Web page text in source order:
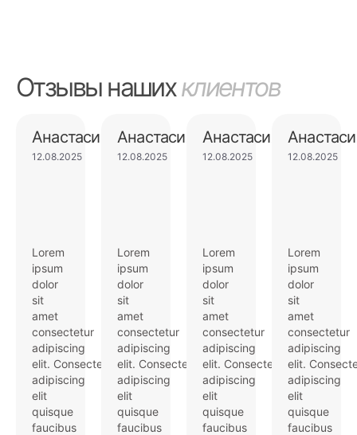
Отзывы нашихклиентов
Анастасия
12.08.2025
Lorem
ipsum
dolor
sit
amet
consectetur
adipiscing
elit. Consectetur
adipiscing
elit
quisque
faucibus
Анастасия
12.08.2025
Lorem
ipsum
dolor
sit
amet
consectetur
adipiscing
elit. Consectetur
adipiscing
elit
quisque
faucibus
Анастасия
12.08.2025
Lorem
ipsum
dolor
sit
amet
consectetur
adipiscing
elit. Consectetur
adipiscing
elit
quisque
faucibus
12.08.2025
Lorem
ipsum
dolor
sit
amet
consectetur
adipiscing
elit.
adipiscing
elit
quisque
faucibus